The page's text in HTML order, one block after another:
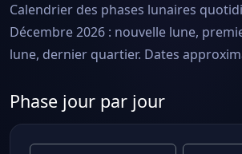
Calendrier des phases lunaires
Décembre 2026 : nouvelle lune,
lune, dernier quartier. Dates
Phase jour par jour